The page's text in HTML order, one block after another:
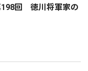
回 徳川将軍家の